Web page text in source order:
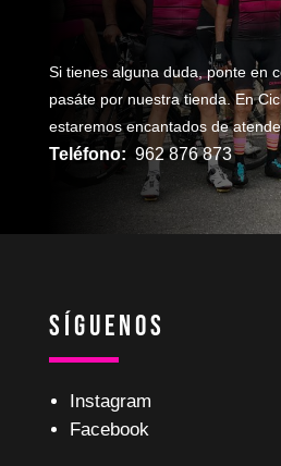
Si tienes alguna duda, ponte en
pasáte por nuestra tienda. En
estaremos encantados de
Teléfono: 962 876 873
Síguenos
Instagram
Facebook